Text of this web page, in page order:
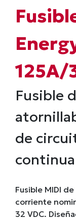
125A/
Fusible
de
continua
Fusible MIDI
corriente
32 VDC.